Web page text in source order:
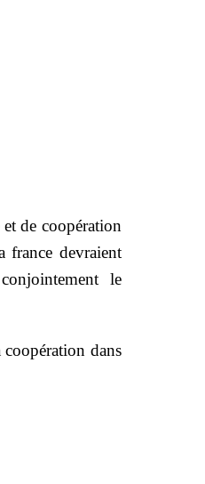
de coopération
france devraient
le
dans